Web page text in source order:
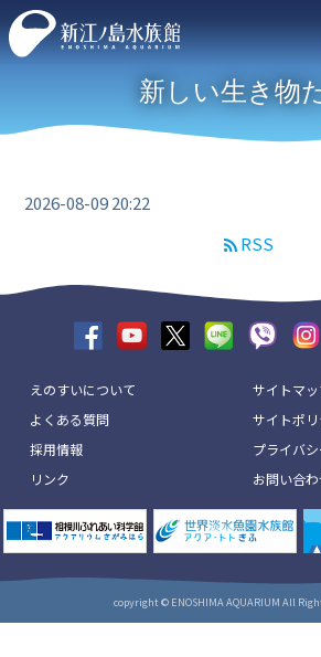
新しい生き物
2026-08-09 20:22
RSS
えのすいについて
よくある質問
採用情報
リンク
サイトマ
サイトポ
プライバ
お問い合
copyright © ENOSHIMA AQUARIUM All